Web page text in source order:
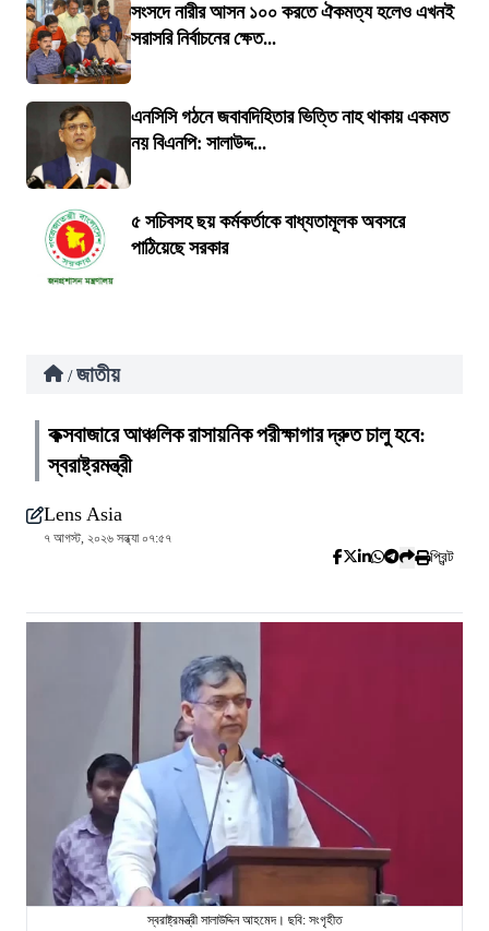
সংসদে নারীর আসন ১০০ করতে ঐকমত্য হলেও এখনই
সরাসরি নির্বাচনের ক্ষেত...
এনসিসি গঠনে জবাবদিহিতার ভিত্তি নাহ থাকায় একমত
নয় বিএনপি: সালাউদ্দ...
৫ সচিবসহ ছয় কর্মকর্তাকে বাধ্যতামূলক অবসরে
পাঠিয়েছে সরকার
/ জাতীয়
কক্সবাজারে আঞ্চলিক রাসায়নিক পরীক্ষাগার দ্রুত চালু হবে:
স্বরাষ্ট্রমন্ত্রী
Lens Asia
৭ আগস্ট, ২০২৬ সন্ধ্যা ০৭:৫৭
প্রিন্ট
স্বরাষ্ট্রমন্ত্রী সালাউদ্দিন আহমেদ। ছবি: সংগৃহীত